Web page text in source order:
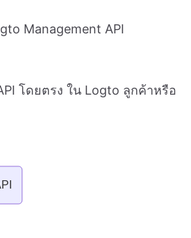
Management API
โดยตรง ใน Logto ลูกค้าหรือ